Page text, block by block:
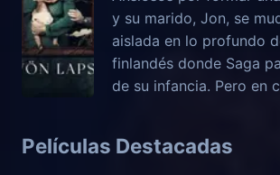
y su marido, Jon, se
aislada en lo profundo
finlandés donde Saga
de su infancia. Pero en
Películas Destacadas